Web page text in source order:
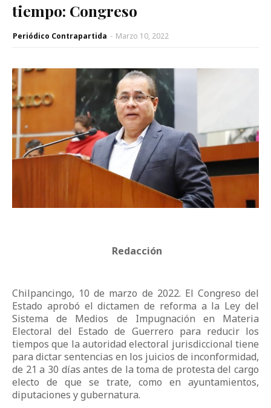
tiempo: Congreso
Periódico Contrapartida - Marzo 10, 2022
Redacción
Chilpancingo, 10 de marzo de 2022. El Congreso del
Estado aprobó el dictamen de reforma a la Ley del
Sistema de Medios de Impugnación en Materia
Electoral del Estado de Guerrero para reducir los
tiempos que la autoridad electoral jurisdiccional tiene
para dictar sentencias en los juicios de inconformidad,
de 21 a 30 días antes de la toma de protesta del cargo
electo de que se trate, como en ayuntamientos,
diputaciones y gubernatura.